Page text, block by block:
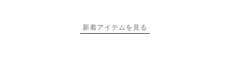
新着アイテムを見る